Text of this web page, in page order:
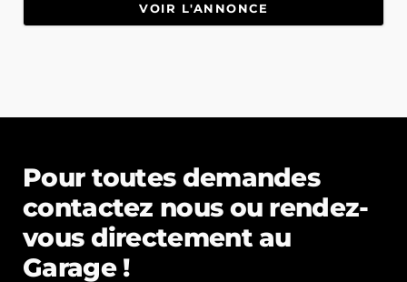
VOIR L'ANNONCE
Pour toutes demandes
contactez nous ou rendez-
vous directement au
Garage !